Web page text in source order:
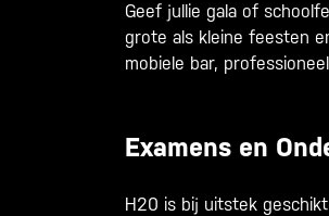
Geef jullie gala of
grote als kleine feesten
mobiele bar,
Examens en
H20 is bij uitstek